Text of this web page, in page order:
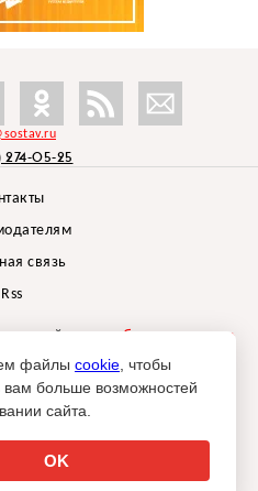
274-05-25
связь
Rss
проектбрендингового
Depot
допустимо только при
источника.
файлы cookie , чтобы
вам больше возможностей
сайта.
OK